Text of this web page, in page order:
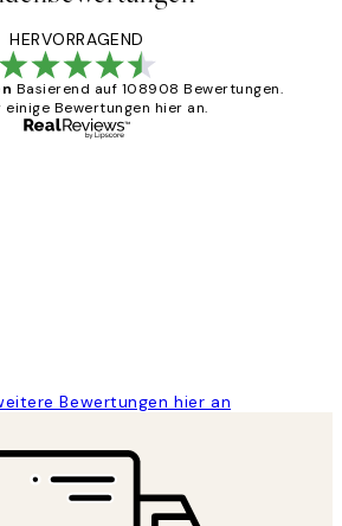
HERVORRAGEND
Basierend auf 108908 Bewertungen.
einige Bewertungen hier an.
Bewertungen hier an